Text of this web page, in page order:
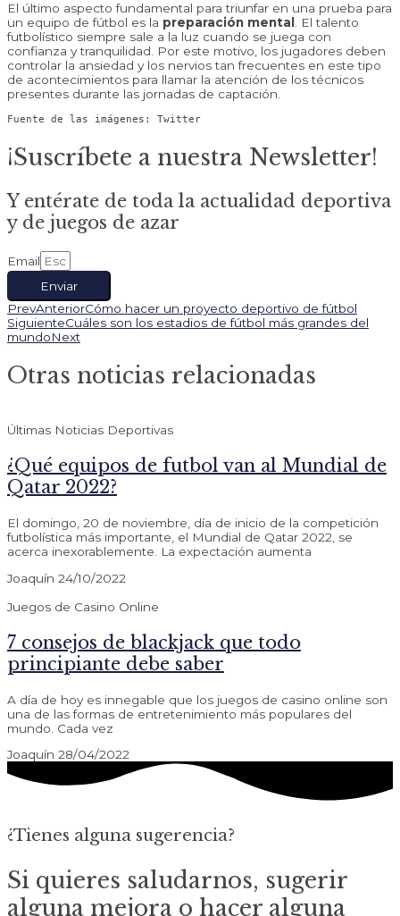
El último aspecto fundamental para triunfar en una prueba para
un equipo de fútbol es la preparación mental . El talento
futbolístico siempre sale a la luz cuando se juega con
confianza y tranquilidad. Por este motivo, los jugadores deben
controlar la ansiedad y los nervios tan frecuentes en este tipo
de acontecimientos para llamar la atención de los técnicos
presentes durante las jornadas de captación.
Fuente de las imágenes: Twitter
¡Suscríbete a nuestra Newsletter!
Y entérate de toda la actualidad deportiva
y de juegos de azar
Email
Enviar
PrevAnteriorCómo hacer un proyecto deportivo de fútbol
SiguienteCuáles son los estadios de fútbol más grandes del
mundoNext
Otras noticias relacionadas
Últimas Noticias Deportivas
¿Qué equipos de futbol van al Mundial de
Qatar 2022?
El domingo, 20 de noviembre, día de inicio de la competición
futbolística más importante, el Mundial de Qatar 2022, se
acerca inexorablemente. La expectación aumenta
Joaquín 24/10/2022
Juegos de Casino Online
7 consejos de blackjack que todo
principiante debe saber
A día de hoy es innegable que los juegos de casino online son
una de las formas de entretenimiento más populares del
mundo. Cada vez
Joaquín 28/04/2022
¿Tienes alguna sugerencia?
Si quieres saludarnos, sugerir
alguna mejora o hacer alguna